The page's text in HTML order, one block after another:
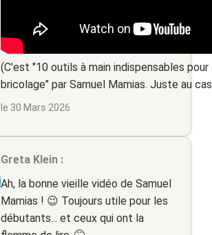
(C'est "10 outils à main indispensables
bricolage" par Samuel Mamias. Juste au
le 30 Mars 2026
Greta Klein :
Ah, la bonne vieille vidéo de Samuel
Mamias ! 😉 Toujours utile pour les
débutants... et ceux qui ont la